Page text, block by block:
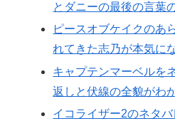
とダニーの最後の言葉
ピースオブケイクのあ
れてきた志乃が本気に
キャプテンマーベルを
返しと伏線の全貌がわ
イコライザー2のネタ